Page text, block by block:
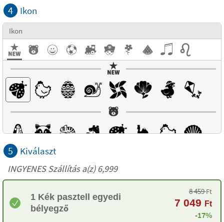
4 Ikon
Ikon
5 Kiválaszt
INGYENES Szállítás a(z) 6,999
1 Kék pasztell egyedi
bélyegző
8 459Ft
7 049 Ft
-17%